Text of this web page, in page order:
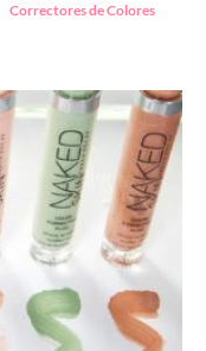
Correctores de Colores